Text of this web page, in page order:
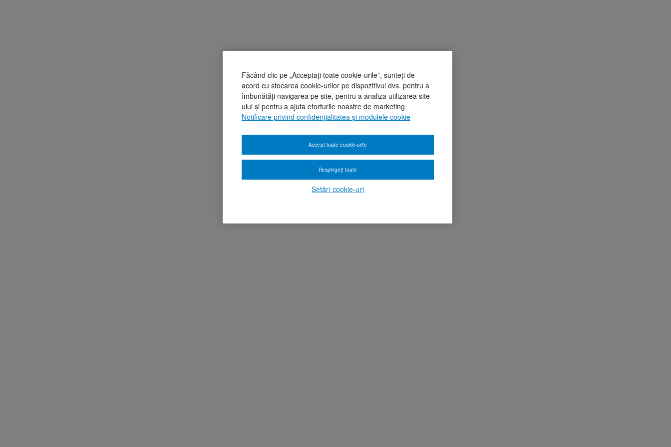
Făcând clic pe „Acceptați toate cookie-urile”, sunteți de
acord cu stocarea cookie-urilor pe dispozitivul dvs. pentru a
îmbunătăți navigarea pe site, pentru a analiza utilizarea site-
ului și pentru a ajuta eforturile noastre de marketing
Notificare privind confidențialitatea și modulele cookie
Setări cookie-uri
Respingeți toate
Accept toate cookie-urile